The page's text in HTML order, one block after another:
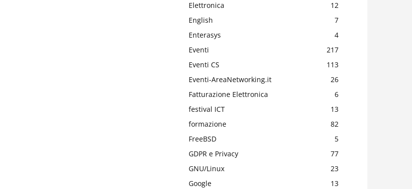
Elettronica
12
English
7
Enterasys
4
Eventi
217
Eventi CS
113
Eventi-AreaNetworking.it
26
Fatturazione Elettronica
6
festival ICT
13
formazione
82
FreeBSD
5
GDPR e Privacy
77
GNU/Linux
23
Google
13